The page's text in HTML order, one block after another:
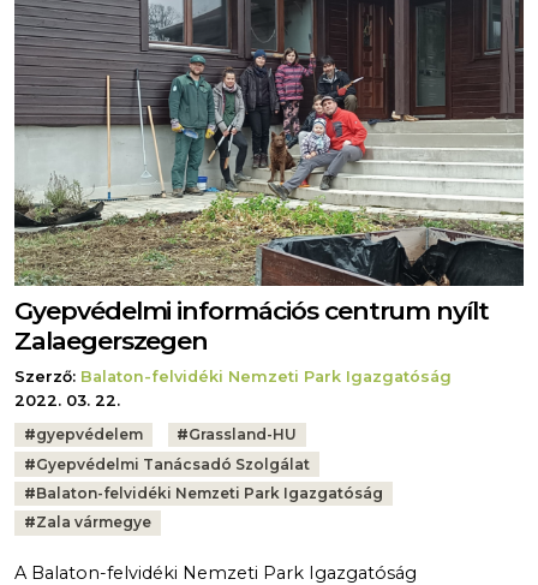
Gyepvédelmi információs centrum nyílt
Zalaegerszegen
Szerző: Balaton-felvidéki Nemzeti Park Igazgatóság
2022. 03. 22.
Tags:
#gyepvédelem #Grassland-HU
#Gyepvédelmi Tanácsadó Szolgálat
#Balaton-felvidéki Nemzeti Park Igazgatóság
#Zala vármegye
A Balaton-felvidéki Nemzeti Park Igazgatóság